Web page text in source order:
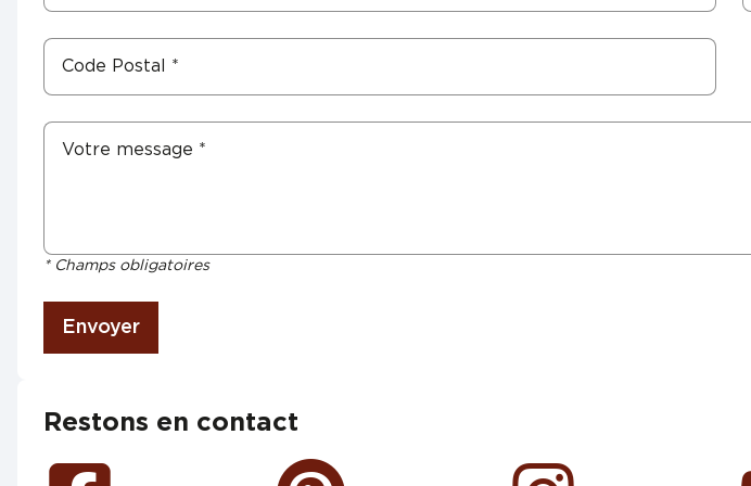
* Champs obligatoires
Envoyer
Restons en contact